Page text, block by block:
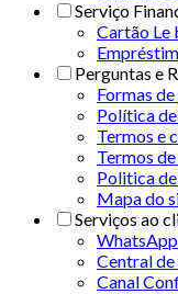
Serviço
Cartão Le
Perguntas e
Formas
Política
Termos e
Termos
Politica
Mapa do
Serviços ao
Central
Canal